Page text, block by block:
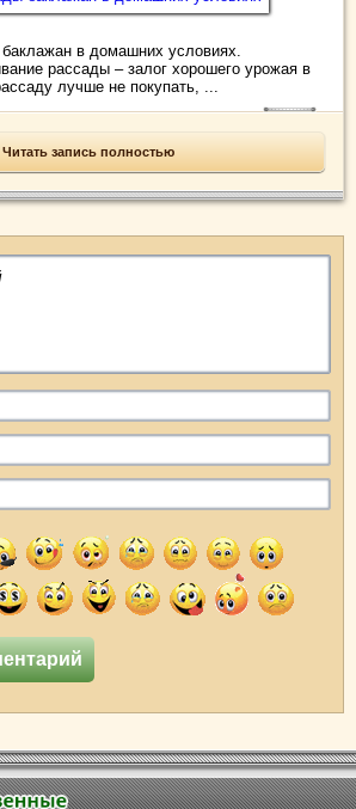
в домашних условиях.
рассады – залог хорошего урожая в
лучше не покупать, ...
Читать запись полностью